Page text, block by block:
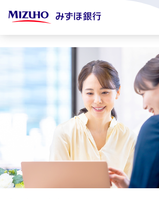
ローン
住宅ローン・カードローン
貯める・増やす
預金
NISA：ニーサ（少額投資非課税制度）
iDeCo：イデコ（個人型確定拠出年金）
投資信託